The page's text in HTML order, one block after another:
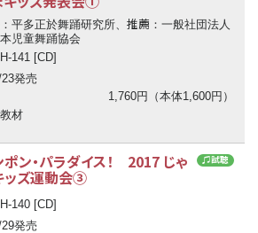
：平多正於舞踊研究所、 推薦 ：一般社団法人
児童舞踊協会
141 [CD]
発売
1,760円（本体1,600円）
材
♫試聴
ポン・パラダイス！ 2017 じゃ
ッズ運動会③
140 [CD]
発売